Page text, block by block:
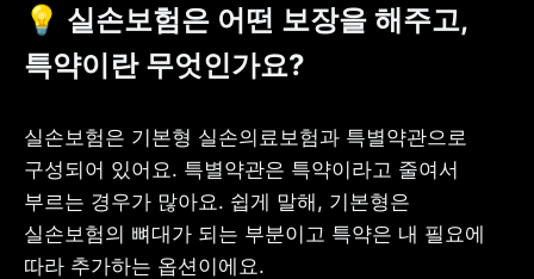
💡 실손보험은 어떤 보장을 해주고,
특약이란 무엇인가요?
실손보험은 기본형 실손의료보험과 특별약관으로
구성되어 있어요. 특별약관은 특약이라고 줄여서
부르는 경우가 많아요. 쉽게 말해, 기본형은
실손보험의 뼈대가 되는 부분이고 특약은 내 필요에
따라 추가하는 옵션이에요.